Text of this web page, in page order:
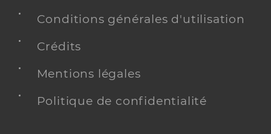
Conditions générales d'utilisation
Crédits
Mentions légales
Politique de confidentialité